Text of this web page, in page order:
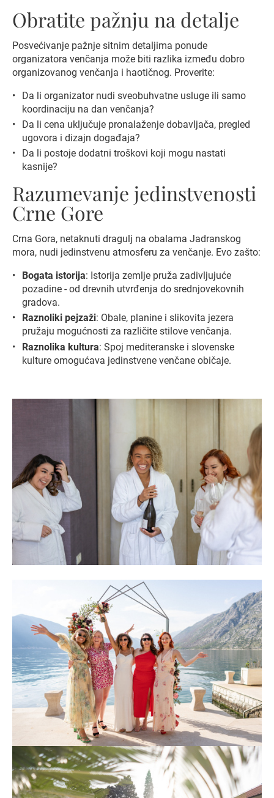
Obratite pažnju na detalje
Posvećivanje pažnje sitnim detaljima ponude
organizatora venčanja može biti razlika između dobro
organizovanog venčanja i haotičnog. Proverite:
Da li organizator nudi sveobuhvatne usluge ili samo
koordinaciju na dan venčanja?
Da li cena uključuje pronalaženje dobavljača, pregled
ugovora i dizajn događaja?
Da li postoje dodatni troškovi koji mogu nastati
kasnije?
Razumevanje jedinstvenosti
Crne Gore
Crna Gora, netaknuti dragulj na obalama Jadranskog
mora, nudi jedinstvenu atmosferu za venčanje. Evo zašto:
Bogata istorija: Istorija zemlje pruža zadivljujuće
pozadine - od drevnih utvrđenja do srednjovekovnih
gradova.
Raznoliki pejzaži: Obale, planine i slikovita jezera
pružaju mogućnosti za različite stilove venčanja.
Raznolika kultura: Spoj mediteranske i slovenske
kulture omogućava jedinstvene venčane običaje.